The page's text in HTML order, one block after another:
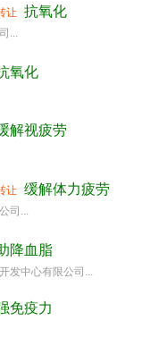
让 抗氧化
...
氧化
解视疲劳
让 缓解体力疲劳
司...
降血脂
发中心有限公司...
免疫力